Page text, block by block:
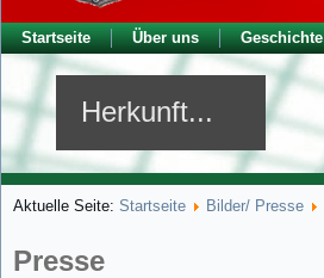
Startseite Über uns Geschichte
Herkunft...
Aktuelle Seite: Startseite Bilder/ Presse
Presse